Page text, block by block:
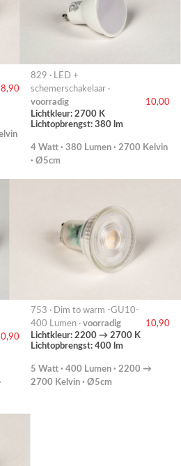
8,90
829 · LED +
schemerschakelaar ·
voorradig
10,00
Lichtkleur: 2700 K
Lichtopbrengst: 380 lm
4 Watt · 380 Lumen · 2700 Kelvin
· Ø5cm
753 · Dim to warm -GU10-
400 Lumen · voorradig
10,90
Lichtkleur: 2200 → 2700 K
Lichtopbrengst: 400 lm
5 Watt · 400 Lumen · 2200 →
2700 Kelvin · Ø5cm